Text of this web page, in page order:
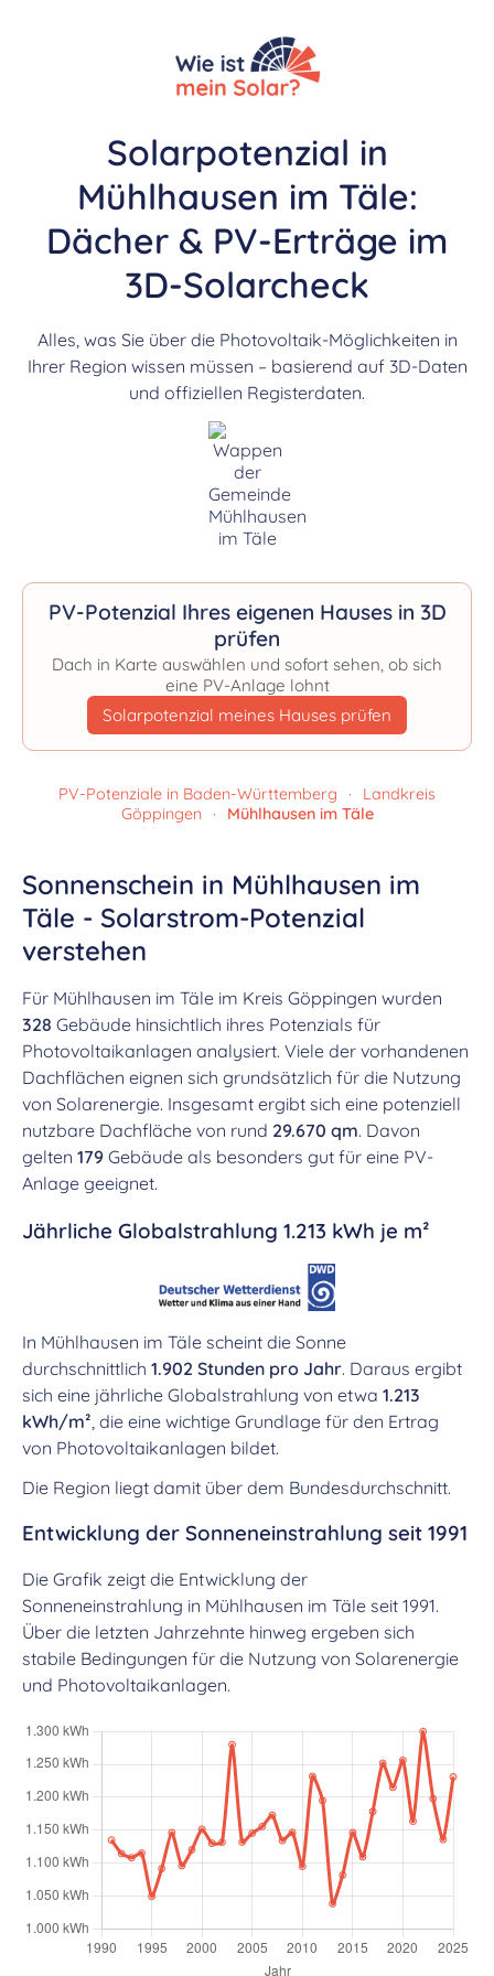
Solarpotenzial in
Mühlhausen im Täle:
Dächer & PV-Erträge im
3D-Solarcheck
Alles, was Sie über die Photovoltaik-Möglichkeiten in
Ihrer Region wissen müssen – basierend auf 3D-Daten
und offiziellen Registerdaten.
PV-Potenzial Ihres eigenen Hauses in 3D
prüfen
Dach in Karte auswählen und sofort sehen, ob sich
eine PV-Anlage lohnt
Solarpotenzial meines Hauses prüfen
PV-Potenziale in Baden-Württemberg ·
Landkreis
Göppingen · Mühlhausen im Täle
Sonnenschein in Mühlhausen im
Täle - Solarstrom-Potenzial
verstehen
Für Mühlhausen im Täle im Kreis Göppingen wurden
328 Gebäude hinsichtlich ihres Potenzials für
Photovoltaikanlagen analysiert. Viele der vorhandenen
Dachflächen eignen sich grundsätzlich für die Nutzung
von Solarenergie. Insgesamt ergibt sich eine potenziell
nutzbare Dachfläche von rund 29.670 qm. Davon
gelten 179 Gebäude als besonders gut für eine PV-
Anlage geeignet.
Jährliche Globalstrahlung 1.213 kWh je m²
In Mühlhausen im Täle scheint die Sonne
durchschnittlich 1.902 Stunden pro Jahr. Daraus ergibt
sich eine jährliche Globalstrahlung von etwa 1.213
kWh/m², die eine wichtige Grundlage für den Ertrag
von Photovoltaikanlagen bildet.
Die Region liegt damit über dem Bundesdurchschnitt.
Entwicklung der Sonneneinstrahlung seit 1991
Die Grafik zeigt die Entwicklung der
Sonneneinstrahlung in Mühlhausen im Täle seit 1991.
Über die letzten Jahrzehnte hinweg ergeben sich
stabile Bedingungen für die Nutzung von Solarenergie
und Photovoltaikanlagen.